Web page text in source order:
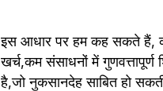
इस आधार पर हम कह सकते हैं,
खर्च,कम संसाधनों में गुणवत्तापूर्ण शिक्षा
है,जो नुकसानदेह साबित हो